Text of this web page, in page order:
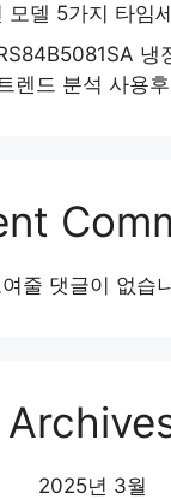
모델 5가지 타임
냉
트렌드 분석 사용
여줄 댓글이 없습
2025년 3월